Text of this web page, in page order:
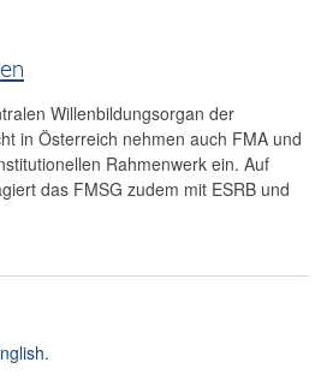
Willenbildungsorgan der
in Österreich nehmen auch FMA und
Rahmenwerk ein. Auf
das FMSG zudem mit ESRB und